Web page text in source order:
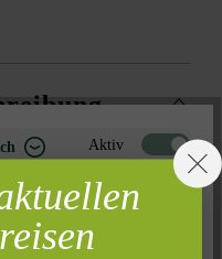
und die strukturierte
die Anmutung eines
auch die Vorzüge von
Frost-
Aktiv
Inaktiv
Inaktiv